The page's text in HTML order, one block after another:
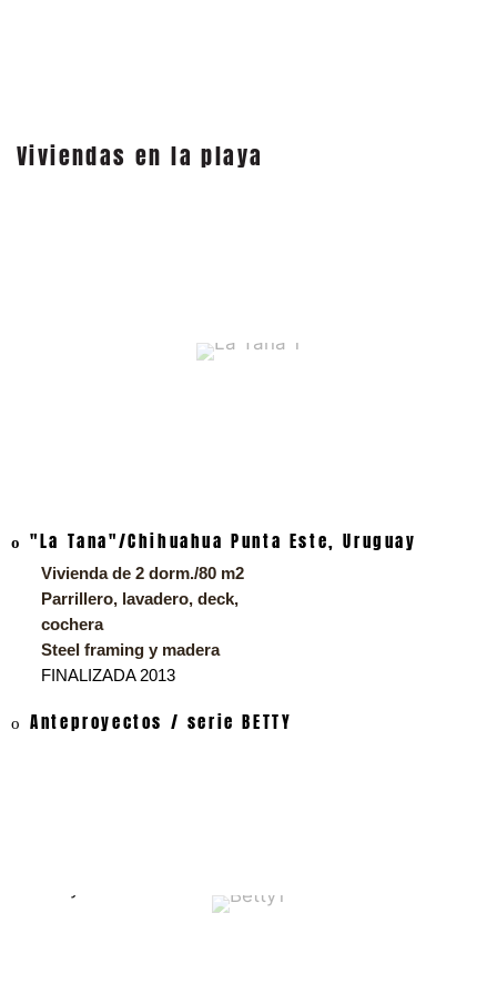
Viviendas en la playa
o "La Tana"/Chihuahua Punta Este, Uruguay
Vivienda de 2 dorm./80 m2
Parrillero, lavadero, deck,
cochera
Steel framing y madera
FINALIZADA 2013
o Anteproyectos / serie BETTY